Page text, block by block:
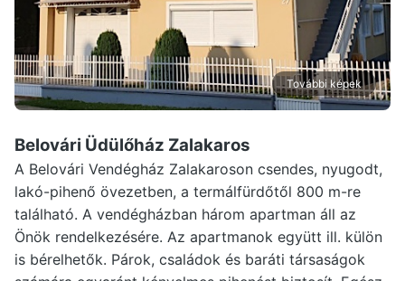
További képek
Belovári Üdülőház Zalakaros
A Belovári Vendégház Zalakaroson csendes, nyugodt,
lakó-pihenő övezetben, a termálfürdőtől 800 m-re
található. A vendégházban három apartman áll az
Önök rendelkezésére. Az apartmanok együtt ill. külön
is bérelhetők. Párok, családok és baráti társaságok